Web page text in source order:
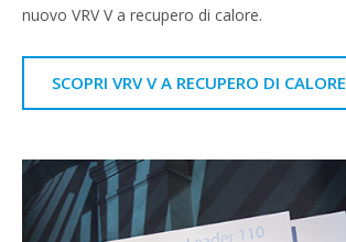
nuovo VRV V a recupero di calore.
SCOPRI VRV V A RECUPERO DI CALORE